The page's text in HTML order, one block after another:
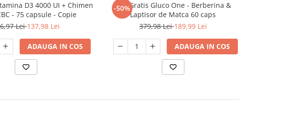
D3 4000 UI + Chimen
negru CBC - 75 capsule - Copie
Lei137,98 Lei
ADAUGA IN COS
-50%
1+1 Gratis Gluco One - Berberina &
Laptisor de Matca 60 caps
379,98 Lei189,99 Lei
ADAUGA IN COS